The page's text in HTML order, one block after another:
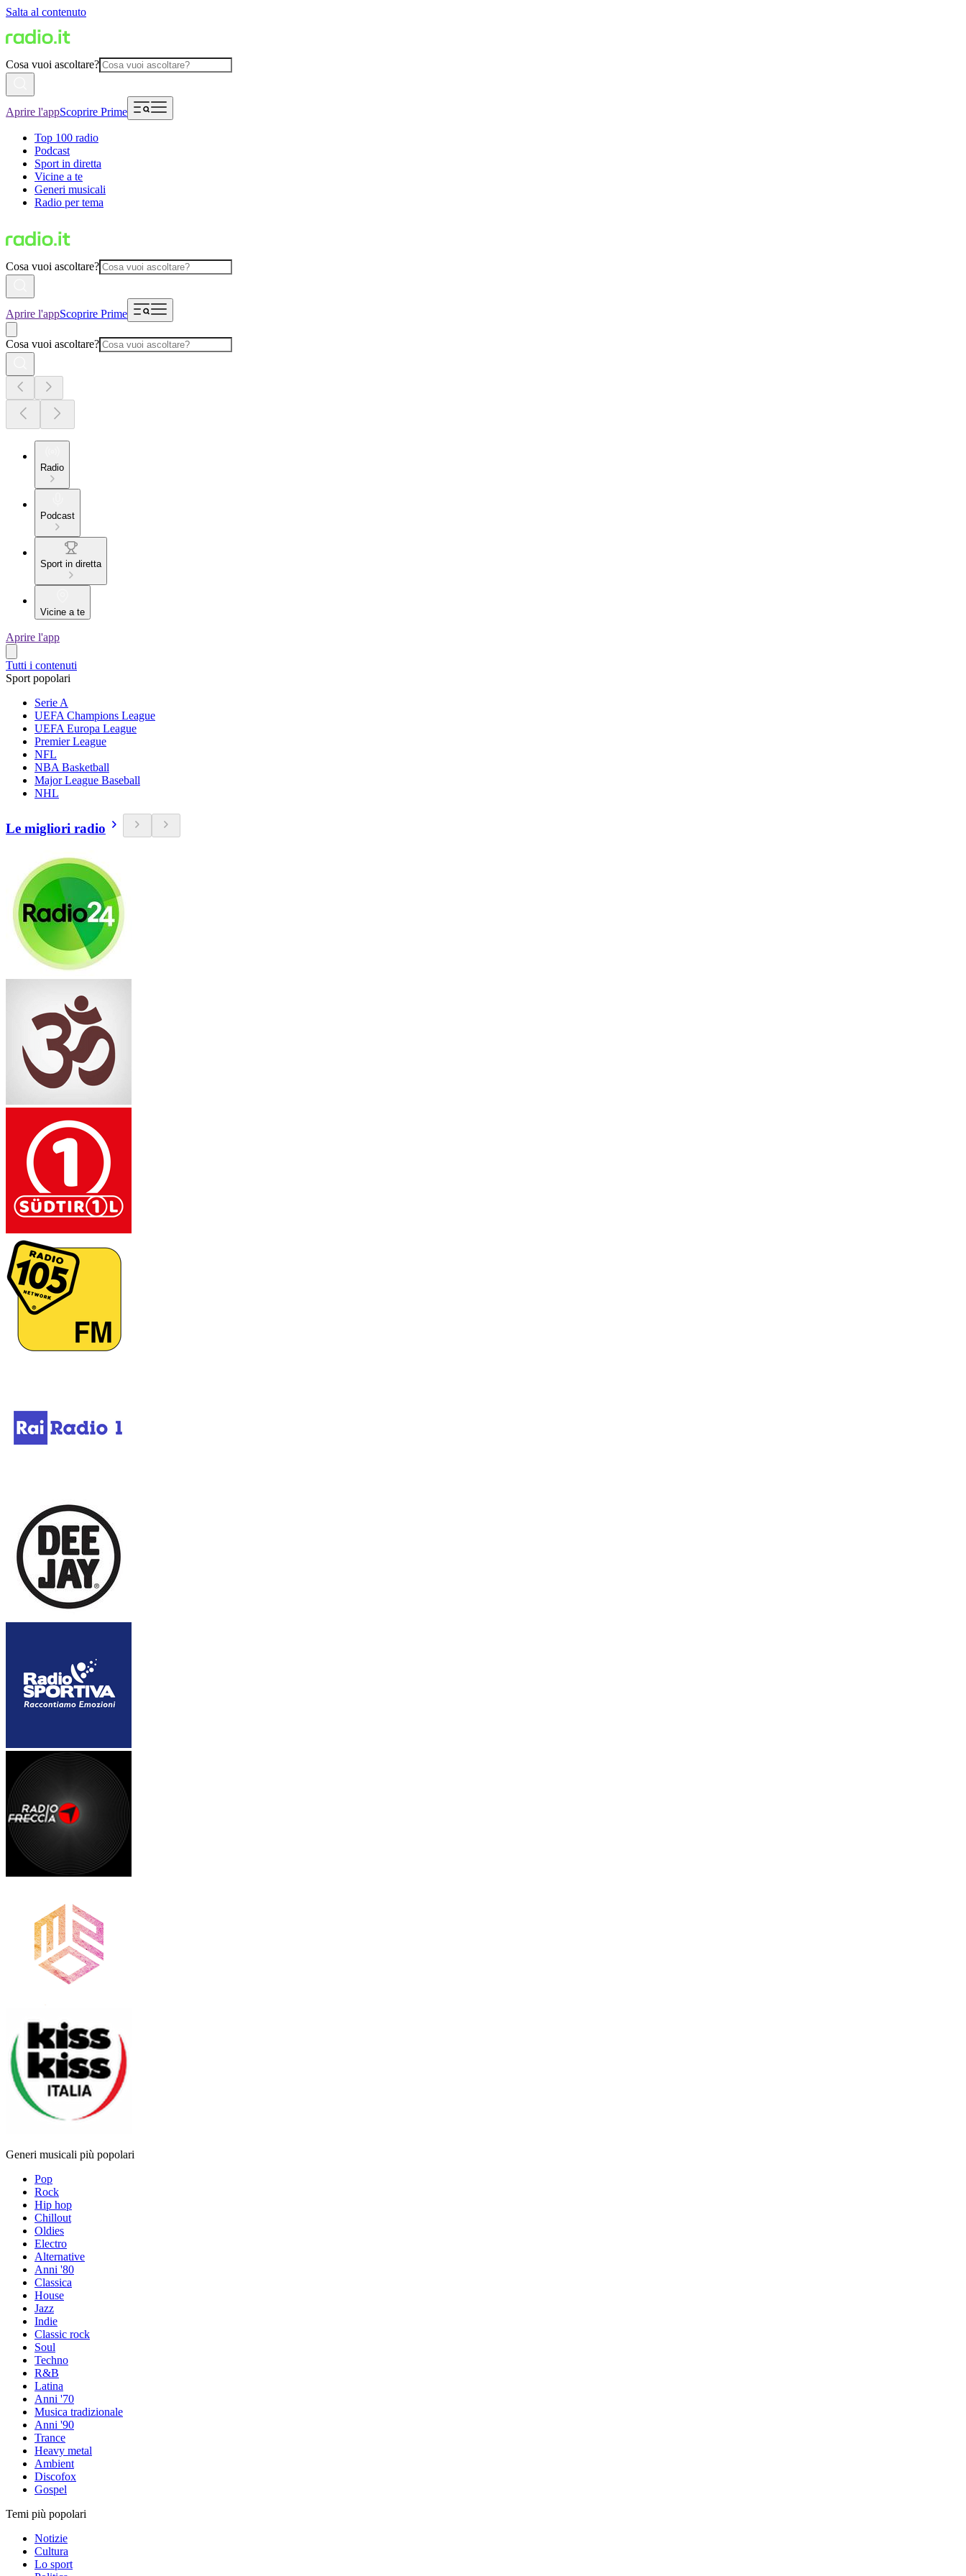
Salta al contenuto
Cosa vuoi ascoltare?
Aprire l'appScoprire Prime
Top 100 radio
Podcast
Sport in diretta
Vicine a te
Generi musicali
Radio per tema
Cosa vuoi ascoltare?
Aprire l'appScoprire Prime
Cosa vuoi ascoltare?
Radio
Podcast
Sport in diretta
Vicine a te
Aprire l'app
Tutti i contenuti
Sport popolari
Serie A
UEFA Champions League
UEFA Europa League
Premier League
NFL
NBA Basketball
Major League Baseball
NHL
Le migliori radio
Generi musicali più popolari
Pop
Rock
Hip hop
Chillout
Oldies
Electro
Alternative
Anni '80
Classica
House
Jazz
Indie
Classic rock
Soul
Techno
R&B
Latina
Anni '70
Musica tradizionale
Anni '90
Trance
Heavy metal
Ambient
Discofox
Gospel
Temi più popolari
Notizie
Cultura
Lo sport